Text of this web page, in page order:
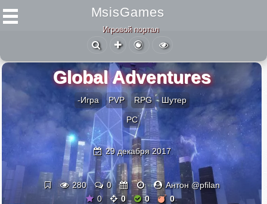
MsisGames
Игровой портал
Global Adventures
-Игра PVP RPG Шутер
PC
29 декабря 2017
280 0
Антон @pfilan
0
0 0 0